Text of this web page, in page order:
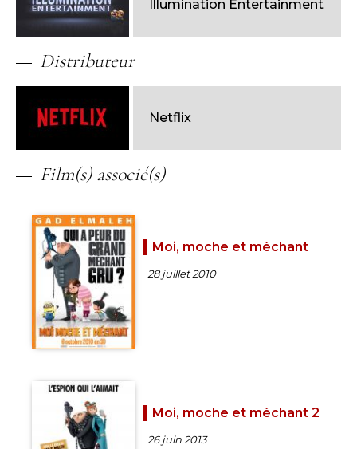
Illumination Entertainment
Distributeur
Netflix
Film(s) associé(s)
Moi, moche et méchant
28 juillet 2010
Moi, moche et méchant 2
26 juin 2013